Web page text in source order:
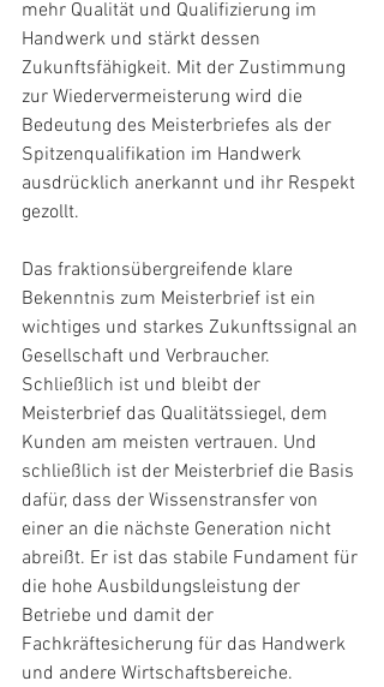
mehr Qualität und Qualifizierung im
Handwerk und stärkt dessen
Zukunftsfähigkeit. Mit der Zustimmung
zur Wiedervermeisterung wird die
Bedeutung des Meisterbriefes als der
Spitzenqualifikation im Handwerk
ausdrücklich anerkannt und ihr Respekt
gezollt.
Das fraktionsübergreifende klare
Bekenntnis zum Meisterbrief ist ein
wichtiges und starkes Zukunftssignal an
Gesellschaft und Verbraucher.
Schließlich ist und bleibt der
Meisterbrief das Qualitätssiegel, dem
Kunden am meisten vertrauen. Und
schließlich ist der Meisterbrief die Basis
dafür, dass der Wissenstransfer von
einer an die nächste Generation nicht
abreißt. Er ist das stabile Fundament für
die hohe Ausbildungsleistung der
Betriebe und damit der
Fachkräftesicherung für das Handwerk
und andere Wirtschaftsbereiche.